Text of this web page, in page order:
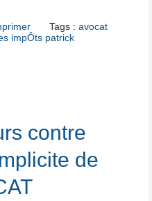
Tags : avocat
impÔts patrick
contre
de